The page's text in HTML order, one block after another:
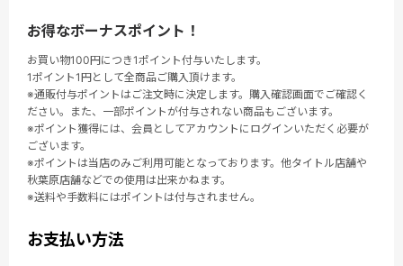
お得なボーナスポイント！
お買い物100円につき1ポイント付与いたします。
1ポイント1円として全商品ご購入頂けます。
※通販付与ポイントはご注文時に決定します。購入確認画面でご確認く
ださい。また、一部ポイントが付与されない商品もございます。
※ポイント獲得には、会員としてアカウントにログインいただく必要が
ございます。
※ポイントは当店のみご利用可能となっております。他タイトル店舗や
秋葉原店舗などでの使用は出来かねます。
※送料や手数料にはポイントは付与されません。
お支払い方法